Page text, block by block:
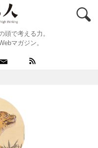
頭で考える力。
マガジン。